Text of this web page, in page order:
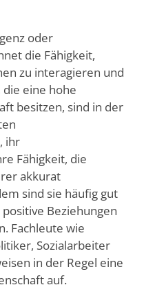
oder
die Fähigkeit,
zu interagieren und
die eine hohe
besitzen, sind in der
ihr
Fähigkeit, die
akkurat
sind sie häufig gut
Beziehungen
Fachleute wie
Sozialarbeiter
in der Regel eine
auf.